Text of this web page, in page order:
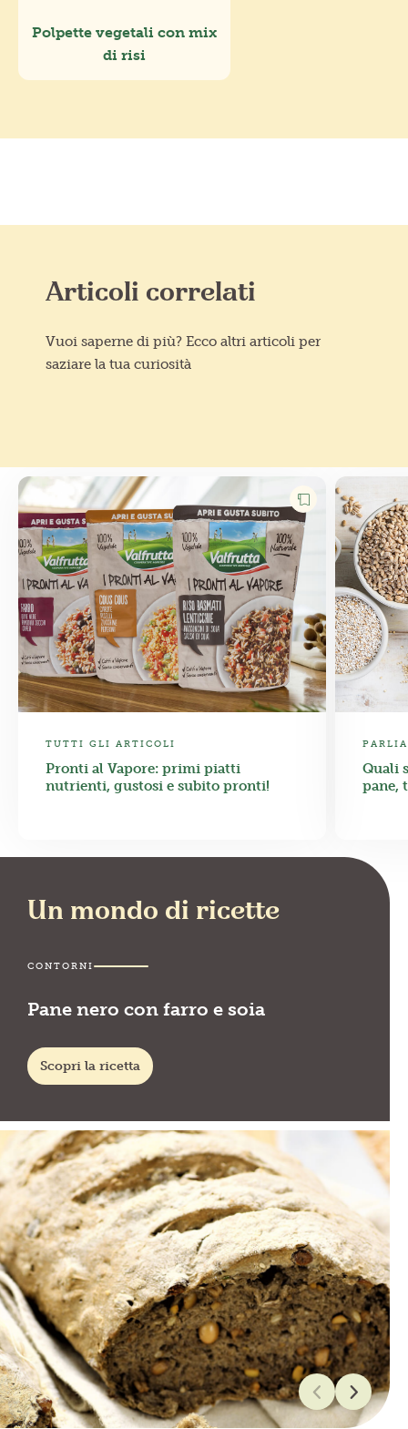
Polpette vegetali con mix
di risi
Articoli correlati
Vuoi saperne di più? Ecco altri articoli per
saziare la tua curiosità
TUTTI GLI ARTICOLI
Pronti al Vapore: primi piatti
nutrienti, gustosi e subito pronti!
Quali
pane,
Un mondo di ricette
CONTORNI
Pane nero con farro e soia
Scopri la ricetta